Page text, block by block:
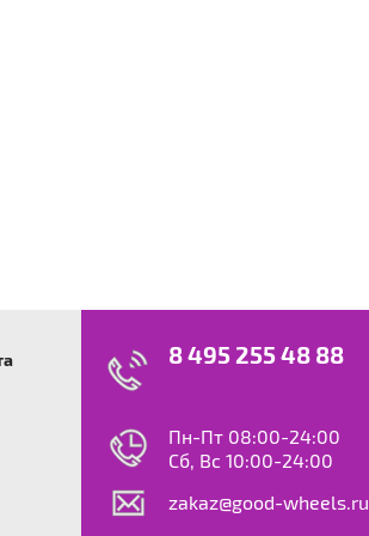
8 495 255 48 88
Пн-Пт 08:00-24:00
Сб, Вс 10:00-24:00
zakaz@good-wheels.ru